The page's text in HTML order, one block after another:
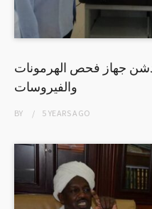
جهاز فحص الهرمونات
والفيروسات
BY 5 YEARSAGO